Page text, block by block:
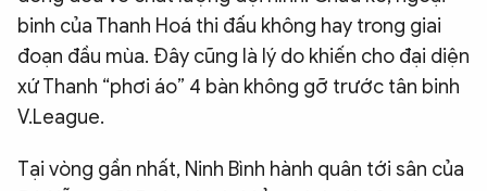
binh của Thanh Hoá thi đấu không hay trong giai
đoạn đầu mùa. Đây cũng là lý do khiến cho đại diện
xứ Thanh “phơi áo” 4 bàn không gỡ trước tân binh
V.League.
Tại vòng gần nhất, Ninh Bình hành quân tới sân của